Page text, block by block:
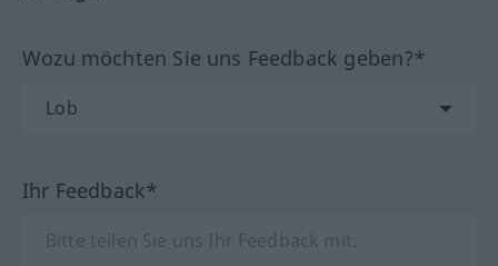
Wozu möchten Sie uns Feedback geben?*
Ihr Feedback*